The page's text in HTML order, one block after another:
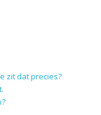
zit dat precies?